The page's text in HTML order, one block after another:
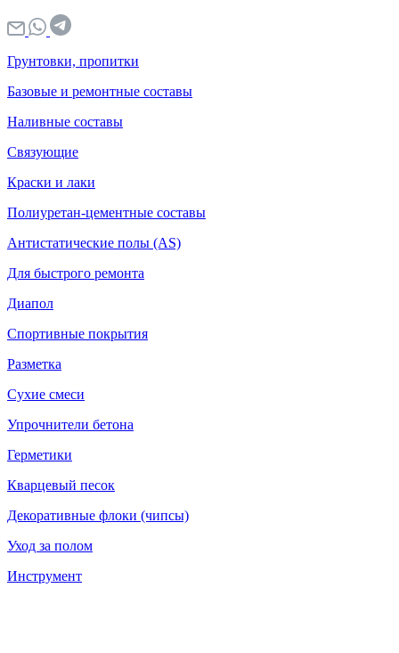
Грунтовки, пропитки
Базовые и ремонтные составы
Наливные составы
Связующие
Краски и лаки
Полиуретан-цементные составы
Антистатические полы (AS)
Для быстрого ремонта
Диапол
Спортивные покрытия
Разметка
Сухие смеси
Упрочнители бетона
Герметики
Кварцевый песок
Декоративные флоки (чипсы)
Уход за полом
Инструмент